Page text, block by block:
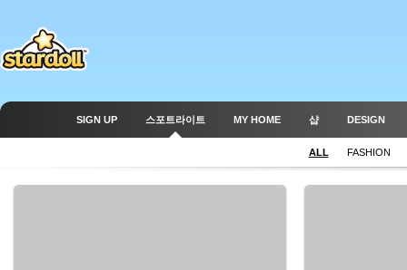
SIGN UP 스포트라이트 MY HOME 샵 DESIGN
ALL FASHION